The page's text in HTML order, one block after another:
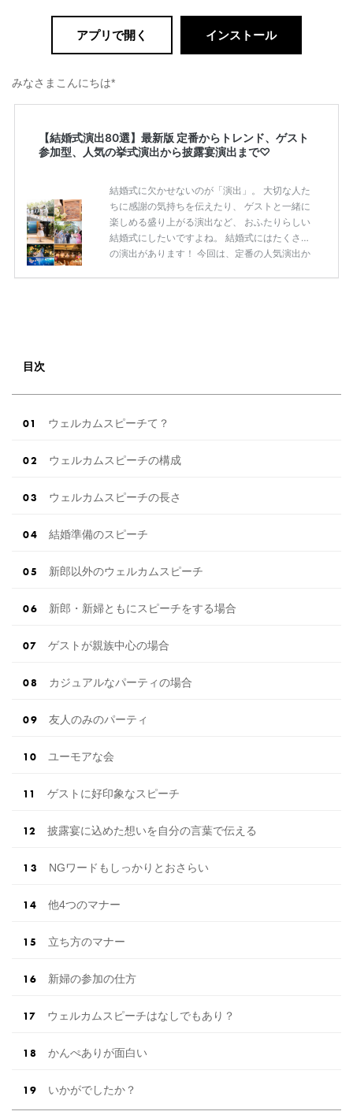
アプリで開く インストール
みなさまこんにちは*
【結婚式演出80選】最新版 定番からトレンド、ゲスト
参加型、人気の挙式演出から披露宴演出まで♡
結婚式に欠かせないのが「演出」。 大切な人た
ちに感謝の気持ちを伝えたり、 ゲストと一緒に
楽しめる盛り上がる演出など、 おふたりらしい
結婚式にしたいですよね。 結婚式にはたくさん
の演出があります！ 今回は、定番の人気演出か
めての結婚準備何する？令 […]続きを読む
目次
ウェルカムスピーチて？
ウェルカムスピーチの構成
ウェルカムスピーチの長さ
結婚準備のスピーチ
新郎以外のウェルカムスピーチ
新郎・新婦ともにスピーチをする場合
ゲストが親族中心の場合
カジュアルなパーティの場合
友人のみのパーティ
ユーモアな会
ゲストに好印象なスピーチ
披露宴に込めた想いを自分の言葉で伝える
NGワードもしっかりとおさらい
他4つのマナー
立ち方のマナー
新婦の参加の仕方
ウェルカムスピーチはなしでもあり？
かんぺありが面白い
いかがでしたか？